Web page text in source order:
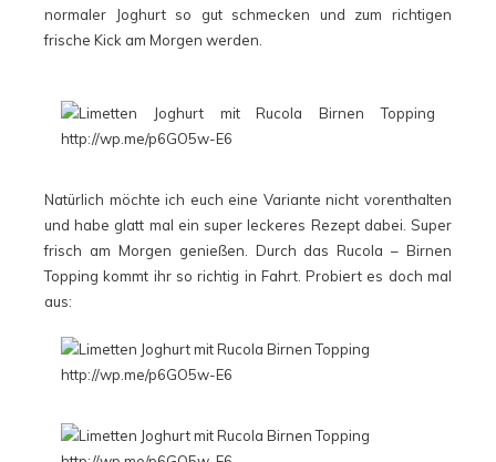
normaler Joghurt so gut schmecken und zum richtigen
frische Kick am Morgen werden.
Natürlich möchte ich euch eine Variante nicht vorenthalten
und habe glatt mal ein super leckeres Rezept dabei. Super
frisch am Morgen genießen. Durch das Rucola – Birnen
Topping kommt ihr so richtig in Fahrt. Probiert es doch mal
aus: